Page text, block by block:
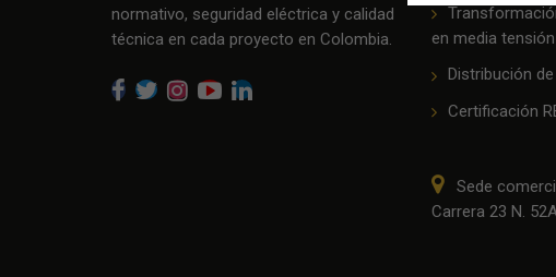
normativo, seguridad eléctrica y calidad
técnica en cada proyecto en Colombia.
en media tensión
Distribución
Certificación
Sede
Carrera 23 N.